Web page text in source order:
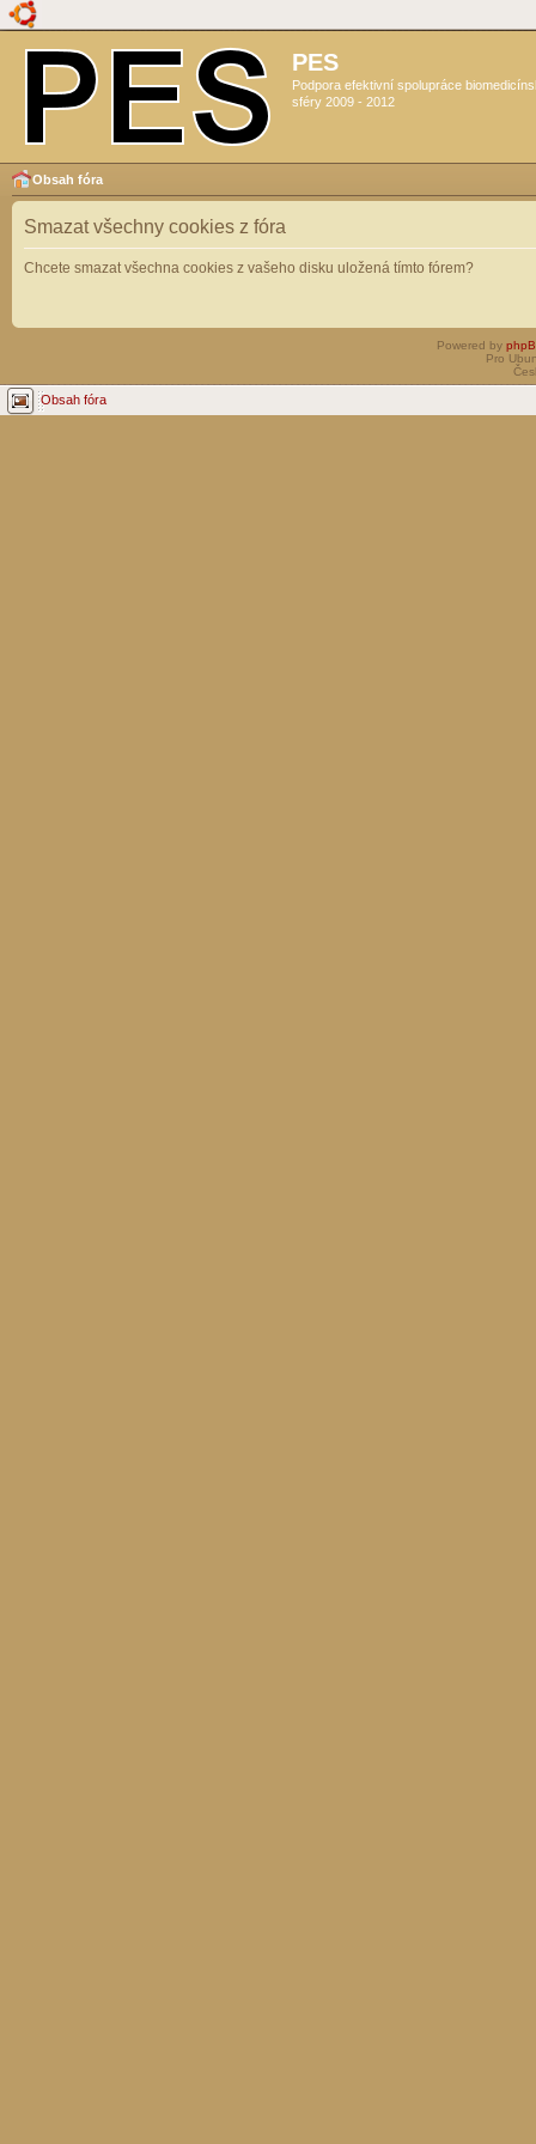
PES
Podpora efektivní spolupráce
sféry 2009 - 2012
Obsah fóra
Smazat všechny cookies z fóra
Chcete smazat všechna cookies z vašeho disku uložená tímto fórem?
Powered by
Pro
Obsah fóra